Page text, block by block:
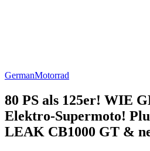
GermanMotorrad
80 PS als 125er! WIE
Elektro-Supermoto!
LEAK CB1000 GT &